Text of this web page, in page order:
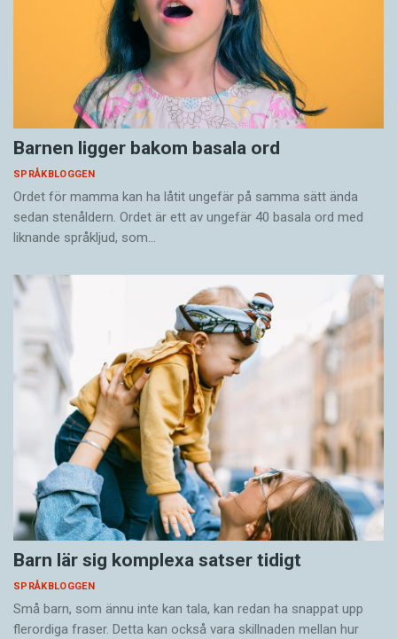
Barnen ligger bakom basala ord
SPRÅKBLOGGEN
Ordet för mamma kan ha låtit ungefär på samma sätt ända
sedan stenåldern. Ordet är ett av ungefär 40 basala ord med
liknande språkljud, som…
Barn lär sig komplexa satser tidigt
SPRÅKBLOGGEN
Små barn, som ännu inte kan tala, kan redan ha snappat upp
flerordiga fraser. Detta kan också vara skillnaden mellan hur